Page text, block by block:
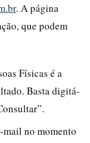
. A página
que podem
Físicas é a
Basta digitá-
mail no momento